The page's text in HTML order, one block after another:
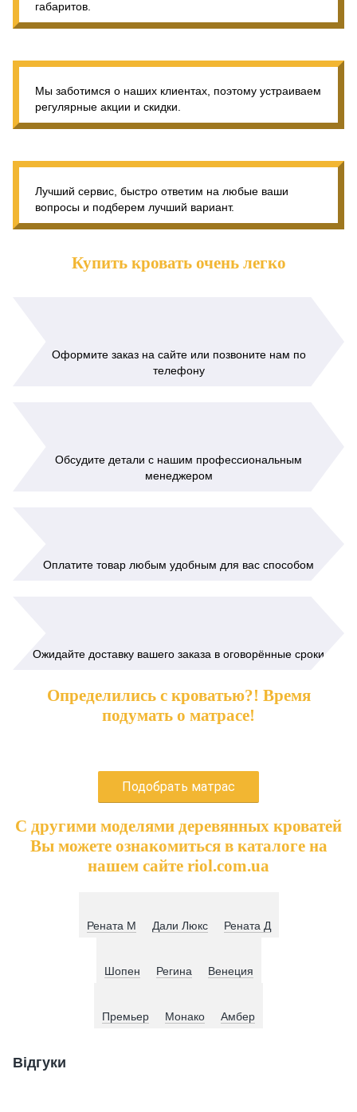
габаритов.
Мы заботимся о наших клиентах, поэтому устраиваем
регулярные акции и скидки.
Лучший сервис, быстро ответим на любые ваши
вопросы и подберем лучший вариант.
Купить кровать очень легко
Оформите заказ на сайте или позвоните нам по
телефону
Обсудите детали с нашим профессиональным
менеджером
Оплатите товар любым удобным для вас способом
Ожидайте доставку вашего заказа в оговорённые сроки
Определились с кроватью?! Время
подумать о матрасе!
Подобрать матрас
С другими моделями деревянных кроватей
Вы можете ознакомиться в каталоге на
нашем сайте riol.com.ua
Рената М Дали Люкс Рената Д
Шопен Регина Венеция
Премьер Монако Амбер
Відгуки